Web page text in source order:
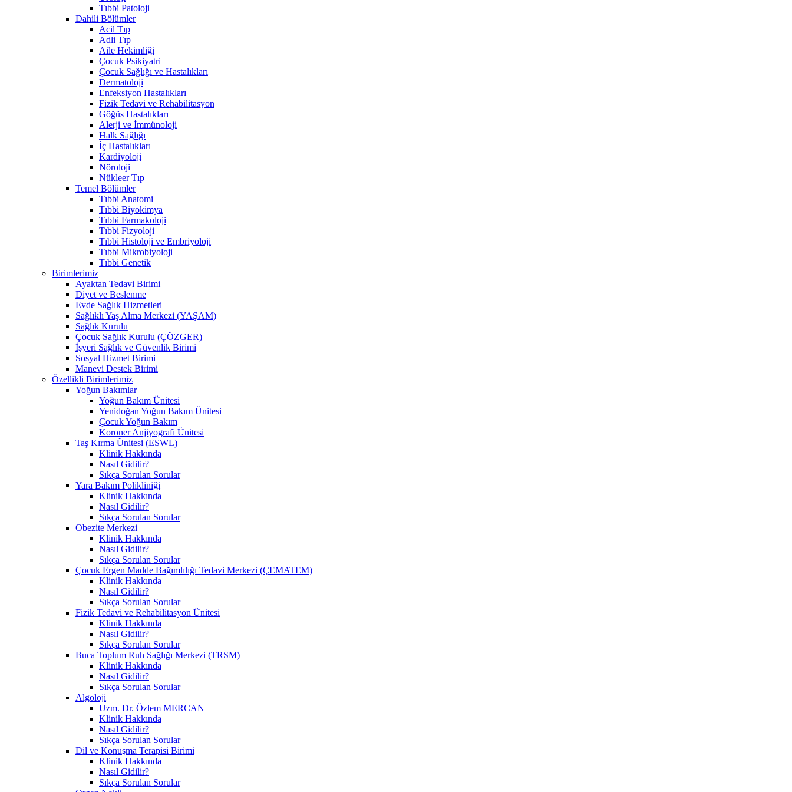
Tıbbi Patoloji
Dahili Bölümler
Acil Tıp
Adli Tıp
Aile Hekimliği
Çocuk Psikiyatri
Çocuk Sağlığı ve Hastalıkları
Dermatoloji
Enfeksiyon Hastalıkları
Fizik Tedavi ve Rehabilitasyon
Göğüs Hastalıkları
Alerji ve İmmünoloji
Halk Sağlığı
İç Hastalıkları
Kardiyoloji
Nöroloji
Nükleer Tıp
Temel Bölümler
Tıbbi Anatomi
Tıbbi Biyokimya
Tıbbi Farmakoloji
Tıbbi Fizyoloji
Tıbbi Histoloji ve Embriyoloji
Tıbbi Mikrobiyoloji
Tıbbi Genetik
Birimlerimiz
Ayaktan Tedavi Birimi
Diyet ve Beslenme
Evde Sağlık Hizmetleri
Sağlıklı Yaş Alma Merkezi (YAŞAM)
Sağlık Kurulu
Çocuk Sağlık Kurulu (ÇÖZGER)
İşyeri Sağlık ve Güvenlik Birimi
Sosyal Hizmet Birimi
Manevi Destek Birimi
Özellikli Birimlerimiz
Yoğun Bakımlar
Yoğun Bakım Ünitesi
Yenidoğan Yoğun Bakım Ünitesi
Çocuk Yoğun Bakım
Koroner Anjiyografi Ünitesi
Taş Kırma Ünitesi (ESWL)
Klinik Hakkında
Nasıl Gidilir?
Sıkça Sorulan Sorular
Yara Bakım Polikliniği
Klinik Hakkında
Nasıl Gidilir?
Sıkça Sorulan Sorular
Obezite Merkezi
Klinik Hakkında
Nasıl Gidilir?
Sıkça Sorulan Sorular
Çocuk Ergen Madde Bağımlılığı Tedavi Merkezi (ÇEMATEM)
Klinik Hakkında
Nasıl Gidilir?
Sıkça Sorulan Sorular
Fizik Tedavi ve Rehabilitasyon Ünitesi
Klinik Hakkında
Nasıl Gidilir?
Sıkça Sorulan Sorular
Buca Toplum Ruh Sağlığı Merkezi (TRSM)
Klinik Hakkında
Nasıl Gidilir?
Sıkça Sorulan Sorular
Algoloji
Uzm. Dr. Özlem MERCAN
Klinik Hakkında
Nasıl Gidilir?
Sıkça Sorulan Sorular
Dil ve Konuşma Terapisi Birimi
Klinik Hakkında
Nasıl Gidilir?
Sıkça Sorulan Sorular